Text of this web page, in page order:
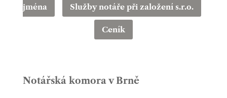
jména Služby notáře při založení s.r.o.
Ceník
Notářská komora v Brně